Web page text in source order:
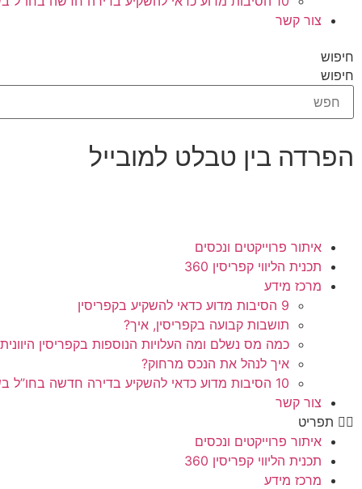
צור קשר
חיפוש
חיפוש
הפרדה בין טבלט למובייל
איתור פרוייקטים ונכסים
תכנית הליווי קפריסין 360
מרכז מידע
9 הסיבות מדוע כדאי להשקיע בקפריסין
תושבות קבועה בקפריסין, איך?
כמה מס נשלם ומה העלויות הנוספות בקפריסין
איך לנהל את הנכס מרחוק?
10 הסיבות מדוע כדאי להשקיע בדירה חדשה בחו”ל בשלב הפריסייל
צור קשר
תפריט
איתור פרוייקטים ונכסים
תכנית הליווי קפריסין 360
מרכז מידע